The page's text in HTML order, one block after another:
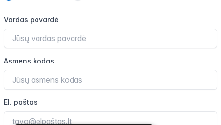
Vardas pavardė
Asmens kodas
El. paštas